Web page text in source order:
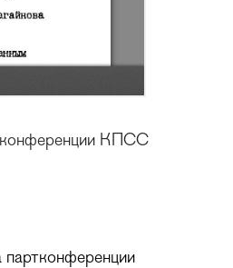
конференции КПСС
партконференции